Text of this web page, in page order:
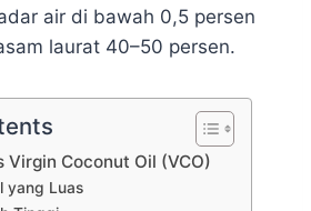
air di bawah 0,5 persen
laurat 40–50 persen.
Virgin Coconut Oil (VCO)
yang Luas